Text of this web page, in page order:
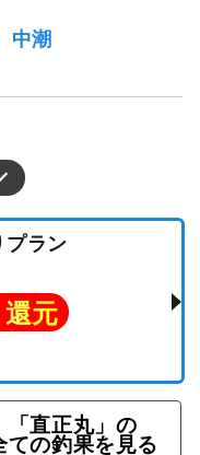
中潮
ラン
元
「直正丸」の
ての釣果を見る